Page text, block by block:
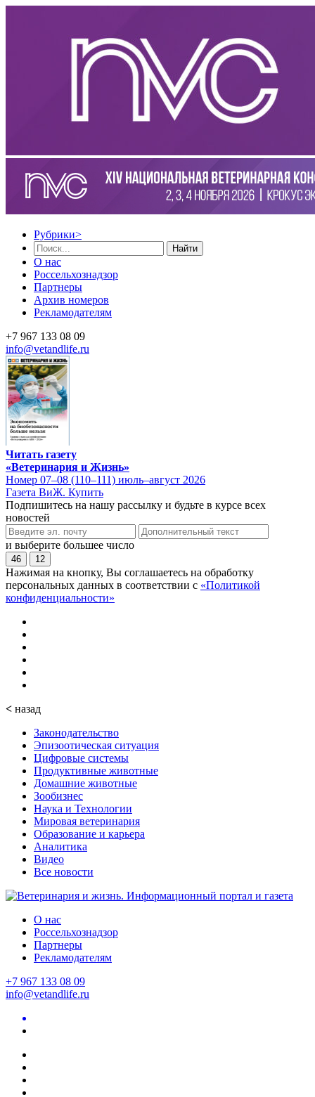
Рубрики>
Найти
О нас
Россельхознадзор
Партнеры
Архив номеров
Рекламодателям
+7 967 133 08 09
info@vetandlife.ru
Читать газету
«Ветеринария и Жизнь»
Номер 07–08 (110–111) июль–август 2026
Газета ВиЖ. Купить
Подпишитесь на нашу рассылку и будьте в курсе всех
новостей
и выберите большее число
46 12
Нажимая на кнопку, Вы соглашаетесь на обработку
персональных данных в соответствии с «Политикой
конфиденциальности»
< назад
Законодательство
Эпизоотическая ситуация
Цифровые системы
Продуктивные животные
Домашние животные
Зообизнес
Наука и Технологии
Мировая ветеринария
Образование и карьера
Аналитика
Видео
Все новости
О нас
Россельхознадзор
Партнеры
Рекламодателям
+7 967 133 08 09
info@vetandlife.ru